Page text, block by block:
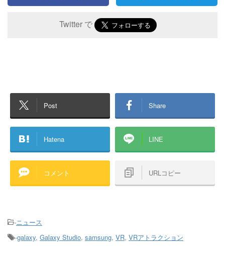
Twitter で
Post Share
Hatena LINE
コメント URLコピー
-ニュース
-galaxy, Galaxy Studio, samsung, VR, VRアトラクション